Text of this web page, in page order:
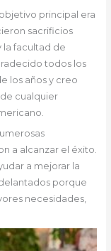
principal era
sacrificios
la facultad de
todos los
los años y creo
cualquier
a alcanzar el éxito.
a mejorar la
porque
necesidades,